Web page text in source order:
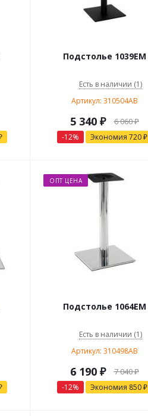
Подстолье 1039EM
Есть в наличии (1)
Артикул: 310504AB
5 340₽ 6 060₽
-12% Экономия 720₽
ОПТ ЦЕНА
Подстолье 1064EM
Есть в наличии (1)
Артикул: 310498AB
6 190₽ 7 040₽
-12% Экономия 850₽